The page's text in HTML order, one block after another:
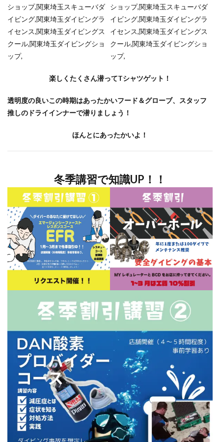
楽しくたくさん潜ってTシャツゲット！
透明度の良いこの時期はあったかいフード＆グローブ、スタッフ
推しのドライインナーで潜りましょう！
ほんとにあったかいよ！
冬季講習で知識UP！！